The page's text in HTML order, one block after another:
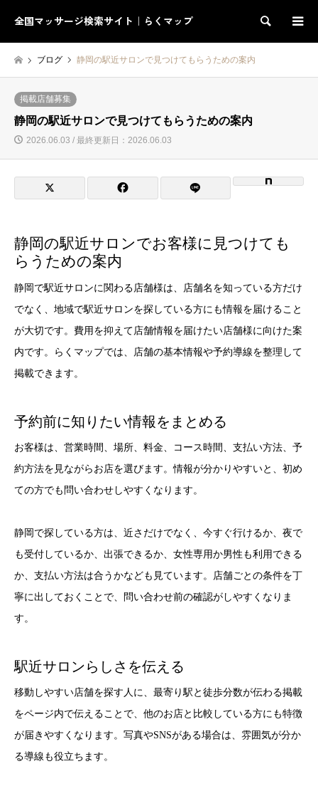
全国マッサージ検索サイト｜らくマップ 検索
ブログ 静岡の駅近サロンで見つけてもらうための案内
掲載店舗募集
静岡の駅近サロンで見つけてもらうための案内
2026.06.03 / 最終更新日：2026.06.03
静岡の駅近サロンでお客様に見つけても
らうための案内
静岡で駅近サロンに関わる店舗様は、店舗名を知っている方だけ
でなく、地域で駅近サロンを探している方にも情報を届けること
が大切です。費用を抑えて店舗情報を届けたい店舗様に向けた案
内です。らくマップでは、店舗の基本情報や予約導線を整理して
掲載できます。
予約前に知りたい情報をまとめる
お客様は、営業時間、場所、料金、コース時間、支払い方法、予
約方法を見ながらお店を選びます。情報が分かりやすいと、初め
ての方でも問い合わせしやすくなります。
静岡で探している方は、近さだけでなく、今すぐ行けるか、夜で
も受付しているか、出張できるか、女性専用か男性も利用できる
か、支払い方法は合うかなども見ています。店舗ごとの条件を丁
寧に出しておくことで、問い合わせ前の確認がしやすくなりま
す。
駅近サロンらしさを伝える
移動しやすい店舗を探す人に、最寄り駅と徒歩分数が伝わる掲載
をページ内で伝えることで、他のお店と比較している方にも特徴
が届きやすくなります。写真やSNSがある場合は、雰囲気が分か
る導線も役立ちます。